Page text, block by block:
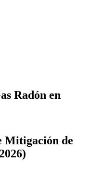
Radón en
Mitigación de